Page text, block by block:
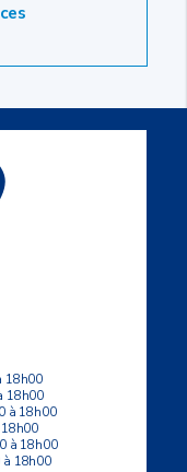
18h00
18h00
à 18h00
18h00
à 18h00
à 18h00